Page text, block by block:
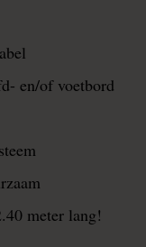
en/of voetbord
meter lang!